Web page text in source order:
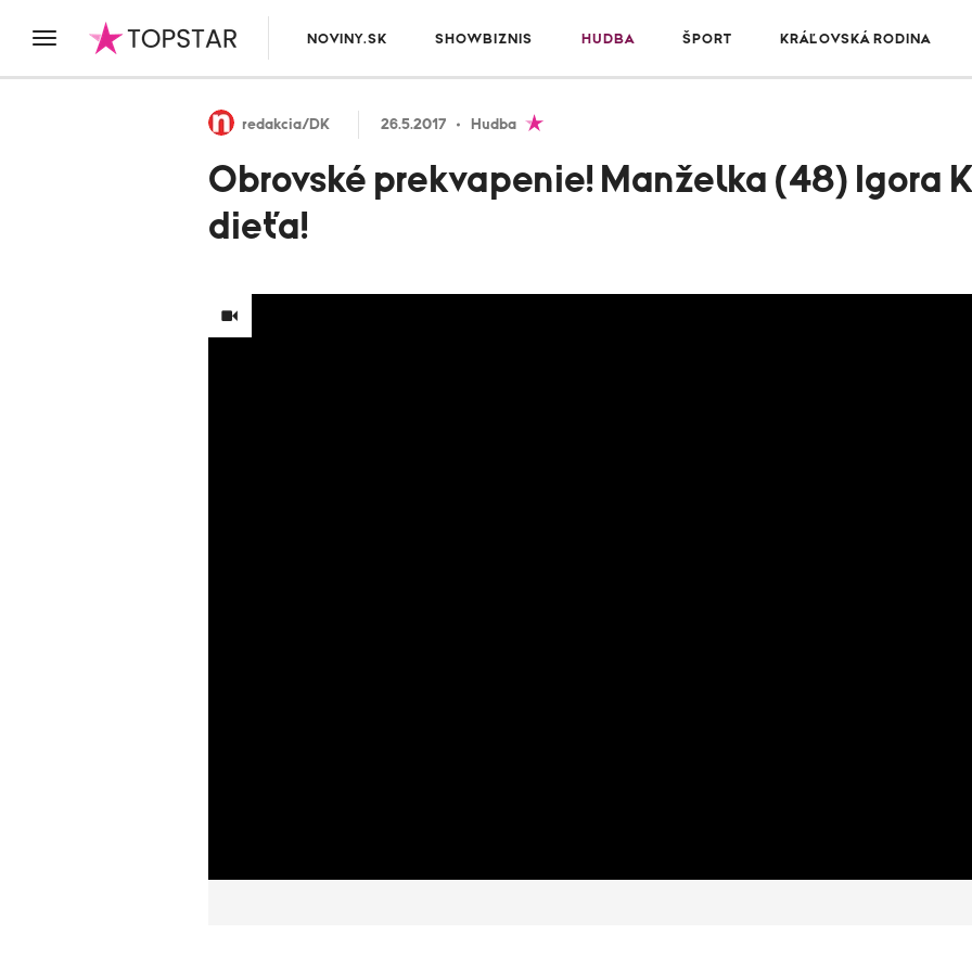
NOVINY.SK SHOWBIZNIS HUDBA ŠPORT KRÁĽOVSKÁ RODINA
redakcia/DK 26.5.2017 Hudba
Obrovské prekvapenie! Manželka (48) Igora
dieťa!